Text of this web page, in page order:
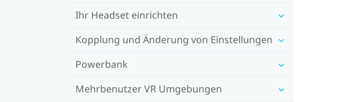
Ihr Headset einrichten
Kopplung und Änderung von Einstellungen
Powerbank
Mehrbenutzer VR Umgebungen